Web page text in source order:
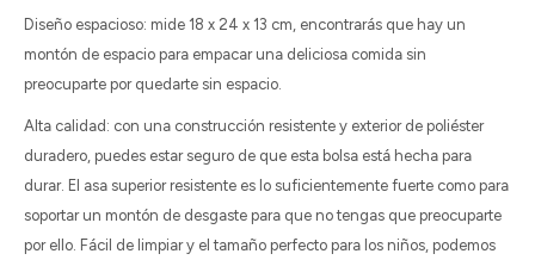
Diseño espacioso: mide 18 x 24 x 13 cm, encontrarás que hay un
montón de espacio para empacar una deliciosa comida sin
preocuparte por quedarte sin espacio.
Alta calidad: con una construcción resistente y exterior de poliéster
duradero, puedes estar seguro de que esta bolsa está hecha para
durar. El asa superior resistente es lo suficientemente fuerte como para
soportar un montón de desgaste para que no tengas que preocuparte
por ello. Fácil de limpiar y el tamaño perfecto para los niños, podemos